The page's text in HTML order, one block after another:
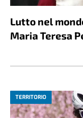
Lutto nel
Maria Teresa
TERRITORIO